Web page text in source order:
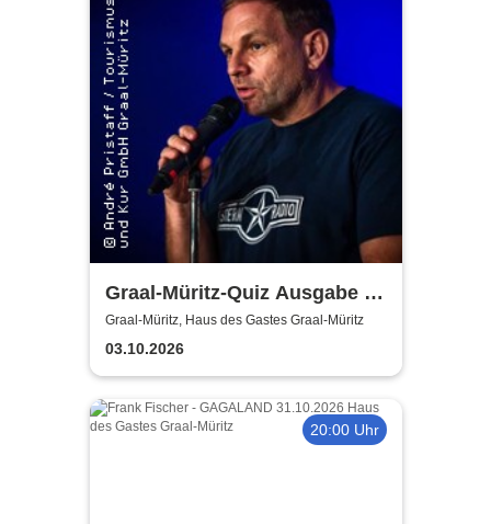
Graal-Müritz-Quiz Ausgabe #
8 | Moderation: Dominik
Bartels
Graal-Müritz, Haus des Gastes Graal-Müritz
03.10.2026
20:00 Uhr